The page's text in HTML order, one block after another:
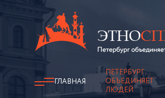
ГЛАВНАЯ
ПЕТЕРБУРГ
ОБЪЕДИНЯЕТ
ЛЮДЕЙ